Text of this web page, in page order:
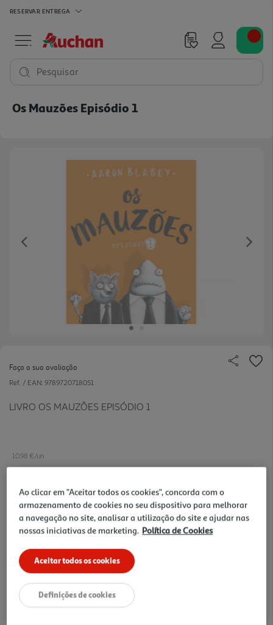
RESERVAR ENTREGA
Pesquisar
Os Mauzões Episódio 1
Previous
Faça a sua avaliação
Ref. / EAN: 9789720718051
LIVRO OS MAUZÕES EPISÓDIO 1
10.98 €/un
12,20 €PVP de editor
10,98 €
Notas de preparação
Ao clicar em "Aceitar todos os cookies", concorda com o
armazenamento de cookies no seu dispositivo para melhorar
a navegação no site, analisar a utilização do site e ajudar nas
nossas iniciativas de marketing. Política de Cookies
Aceitar todos os cookies
Definições de cookies